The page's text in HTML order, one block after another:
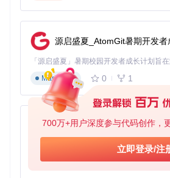
700万+用户深度参与代码创作，
立即登录/注
能力
资源
占用
署<2GB内
GB+内存）
成本
低
技能）
决策指南：当团队需要平衡开发速度和
Talend使用经验时，选择此集成方案。
条/天的场景，可获得最佳性价比。
2.2 企业级数据治理：n8n+Informatica
：企业级数据仓库建设、数据
源启盛夏_AtomGit暑期开发者
Markdown
0 1
AionUi
TypeScript
0 6